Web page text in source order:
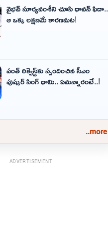
వైభవ్‌ సూర్యవంశీని చూసి ధావన్‌ ఫిదా..
ఆ ఒక్క లక్షణమే కారణమట!
పంత్ రిక్వెస్ట్‌కు స్పందించిన సీఎం
పుష్కర్ సింగ్ ధామి.. ఏమ‌న్నారంటే..!
..more
ADVERTISEMENT